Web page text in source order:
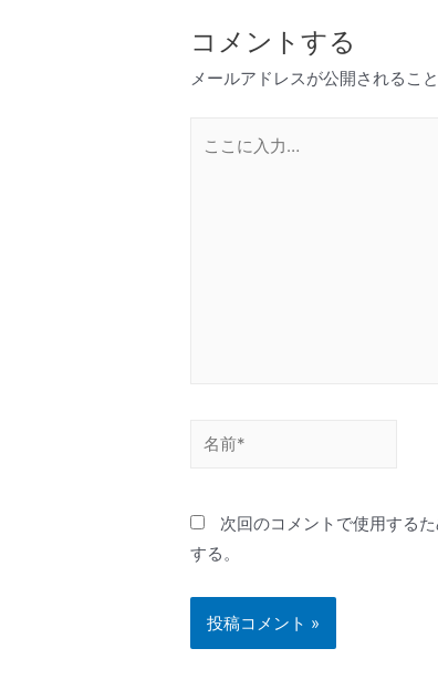
コメントする
メールアドレスが公開されるこ
次回のコメントで使用する
する。